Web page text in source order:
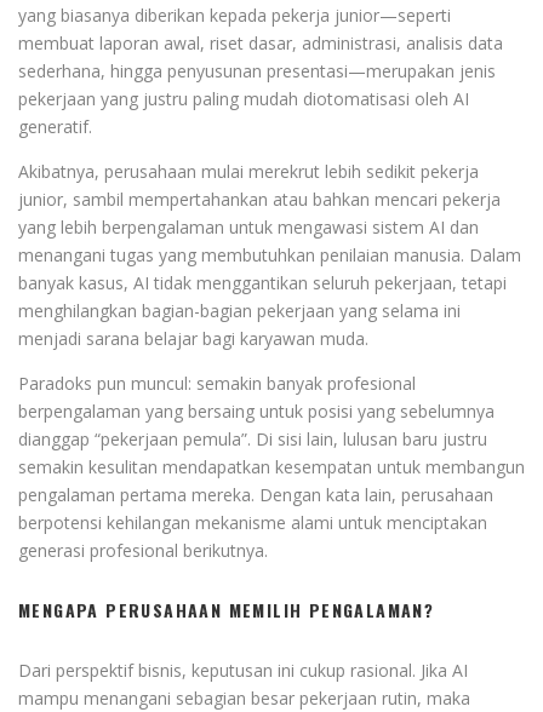
yang biasanya diberikan kepada pekerja junior—seperti
membuat laporan awal, riset dasar, administrasi, analisis data
sederhana, hingga penyusunan presentasi—merupakan jenis
pekerjaan yang justru paling mudah diotomatisasi oleh AI
generatif.
Akibatnya, perusahaan mulai merekrut lebih sedikit pekerja
junior, sambil mempertahankan atau bahkan mencari pekerja
yang lebih berpengalaman untuk mengawasi sistem AI dan
menangani tugas yang membutuhkan penilaian manusia. Dalam
banyak kasus, AI tidak menggantikan seluruh pekerjaan, tetapi
menghilangkan bagian-bagian pekerjaan yang selama ini
menjadi sarana belajar bagi karyawan muda.
Paradoks pun muncul: semakin banyak profesional
berpengalaman yang bersaing untuk posisi yang sebelumnya
dianggap “pekerjaan pemula”. Di sisi lain, lulusan baru justru
semakin kesulitan mendapatkan kesempatan untuk membangun
pengalaman pertama mereka. Dengan kata lain, perusahaan
berpotensi kehilangan mekanisme alami untuk menciptakan
generasi profesional berikutnya.
MENGAPA PERUSAHAAN MEMILIH PENGALAMAN?
Dari perspektif bisnis, keputusan ini cukup rasional. Jika AI
mampu menangani sebagian besar pekerjaan rutin, maka